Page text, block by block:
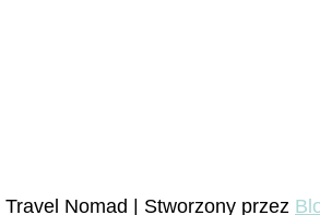
Travel Nomad | Stworzony przez